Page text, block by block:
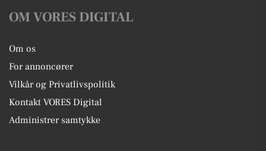
OM VORES DIGITAL
Om os
For annoncører
Vilkår og Privatlivspolitik
Kontakt VORES Digital
Administrer samtykke